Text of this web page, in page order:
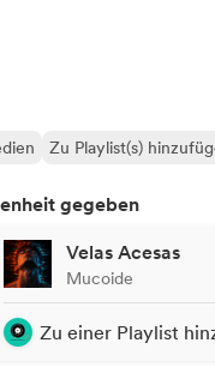
Zu Playlist(s)
gegeben
Velas Acesas
Mucoide
Zu einer Playlist